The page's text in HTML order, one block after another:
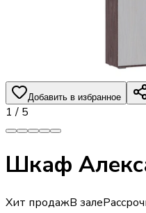
Добавить в избранное
1 / 5
Шкаф
Хит продажВ зале